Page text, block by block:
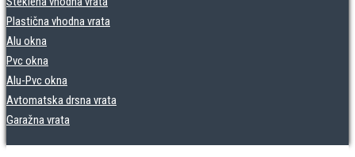
Plastična vhodna vrata
Alu okna
Pvc okna
Alu-Pvc okna
Avtomatska drsna vrata
Garažna vrata